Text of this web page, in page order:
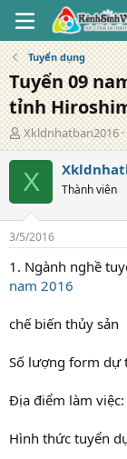
Tuyển dụng
Tuyển 09
tỉnh
T
á
c
g
ả
Xkldnhatban2016
X Thành viên
3/5/2016
1. Ngành nghề
nam 2016
chế biến thủy sản
Số lượng form dự
Địa điểm làm
Hình thức tuyển